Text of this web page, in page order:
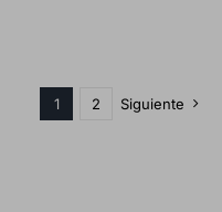
1 2 Siguiente